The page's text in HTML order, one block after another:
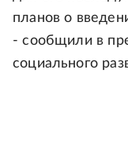
планов о
- сообщили в
социального